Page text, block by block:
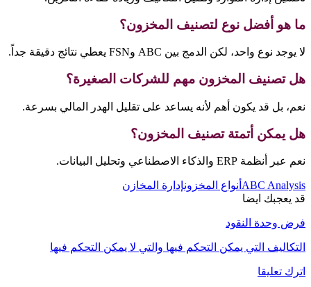
ما هو أفضل نوع لتصنيف المخزون؟
لا يوجد نوع واحد، لكن الدمج بين ABC وFSN يعطي نتائج دقيقة جداً.
هل تصنيف المخزون مهم للشركات الصغيرة؟
نعم، بل قد يكون أهم لأنه يساعد على تقليل الهدر المالي بسرعة.
هل يمكن أتمتة تصنيف المخزون؟
نعم عبر أنظمة ERP والذكاء الاصطناعي وتحليل البيانات.
ABC Analysis أنواع المخزونإدارة المخازن
قد يعجبك ايضا
فرض وحدة النقود
التكاليف التي يمكن التحكم فيها والتي لا يمكن التحكم فيها
اترك تعليقا